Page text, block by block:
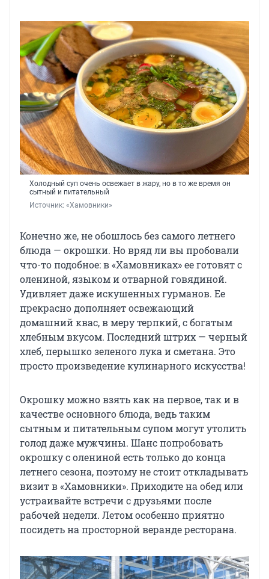
Холодный суп очень освежает в жару, но в то же время он
сытный и питательный
Источник: «Хамовники»
Конечно же, не обошлось без самого летнего
блюда — окрошки. Но вряд ли вы пробовали
что-то подобное: в «Хамовниках» ее готовят с
олениной, языком и отварной говядиной.
Удивляет даже искушенных гурманов. Ее
прекрасно дополняет освежающий
домашний квас, в меру терпкий, с богатым
хлебным вкусом. Последний штрих — черный
хлеб, перышко зеленого лука и сметана. Это
просто произведение кулинарного искусства!
Окрошку можно взять как на первое, так и в
качестве основного блюда, ведь таким
сытным и питательным супом могут утолить
голод даже мужчины. Шанс попробовать
окрошку с олениной есть только до конца
летнего сезона, поэтому не стоит откладывать
визит в «Хамовники». Приходите на обед или
устраивайте встречи с друзьями после
рабочей недели. Летом особенно приятно
посидеть на просторной веранде ресторана.